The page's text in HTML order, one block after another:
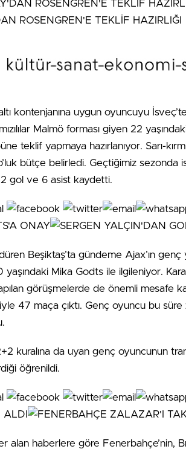
ROSENGREN'E TEKLİF
kontenjanına uygun oyuncuyu
Malmö forması giyen 22
teklif yapmaya hazırlanıyor. Sarı-
bütçe belirledi. Geçtiğimiz sezonda
gol ve 6 asist kaydetti.
ONAY
Beşiktaş’ta gündeme Ajax’ın
yaşındaki Mika Godts ile ilgileniyor.
görüşmelerde de önemli mesafe
47 maça çıktı. Genç oyuncu bu süre
kuralına da uyan genç oyuncunun
öğrenildi.
alan haberlere göre Fenerbahçe’nin,